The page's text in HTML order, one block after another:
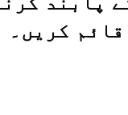
کریں۔